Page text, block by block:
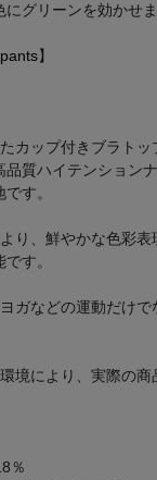
グリーンを効かせま
】
カップ付きブラトッ
質ハイテンション
す。
り、鮮やかな色彩
す。
ガなどの運動だけ
境により、実際の
％